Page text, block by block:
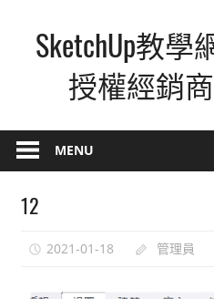
contentSketchUp教學
授權經銷
–
最
覺
MENU
12
2021-01-18 管理員